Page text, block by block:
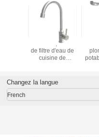
L'or d'acier
inoxydable a fini
le robinet de
de CUPC - de
cuisine et de salle
de
Changez la langue
French